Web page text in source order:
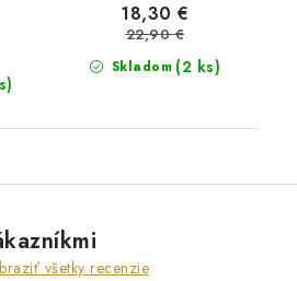
Skladom (2 ks)
18,30 €
22,90 €
všetky recenzie